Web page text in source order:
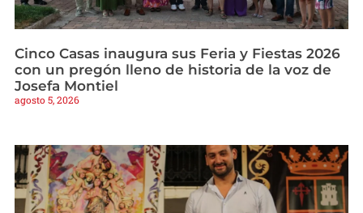
Cinco Casas inaugura sus Feria y Fiestas 2026
con un pregón lleno de historia de la voz de
Josefa Montiel
agosto 5, 2026